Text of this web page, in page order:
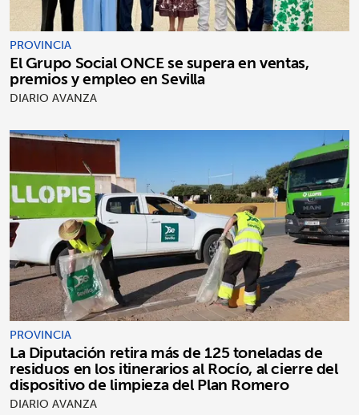
PROVINCIA
El Grupo Social ONCE se supera en ventas,
premios y empleo en Sevilla
DIARIO AVANZA
PROVINCIA
La Diputación retira más de 125 toneladas de
residuos en los itinerarios al Rocío, al cierre del
dispositivo de limpieza del Plan Romero
DIARIO AVANZA